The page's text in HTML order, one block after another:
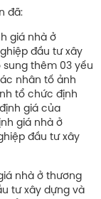
đã:
giá nhà ở
đầu tư xây
sung thêm 03 yếu
nhân tố ảnh
tổ chức định
giá của
giá nhà ở
đầu tư xây
nhà ở thương
tư xây dựng và